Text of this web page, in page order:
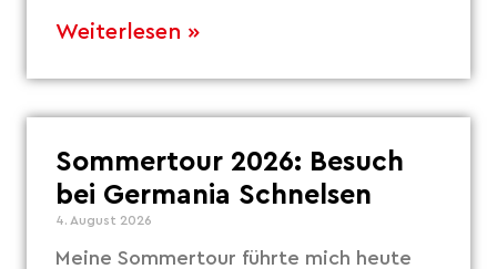
Weiterlesen »
Sommertour 2026: Besuch
bei Germania Schnelsen
4. August 2026
Meine Sommertour führte mich heute